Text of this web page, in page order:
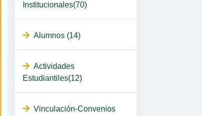
Institucionales(70)
Alumnos (14)
Actividades
Estudiantiles(12)
Vinculación-Convenios